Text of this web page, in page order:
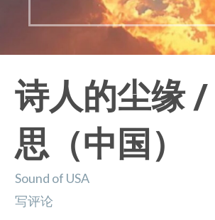
诗人的尘缘
思（中国）
Sound of USA
写评论